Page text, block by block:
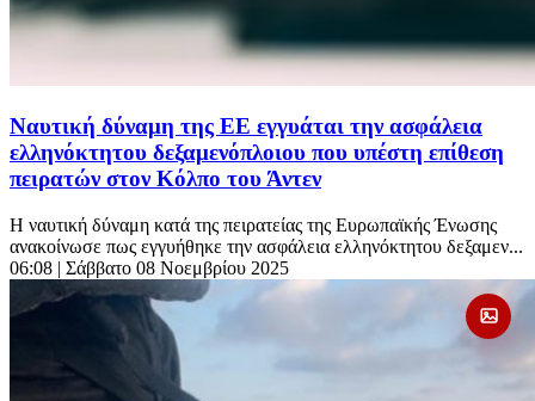
Ναυτική δύναμη της ΕΕ εγγυάται την ασφάλεια
ελληνόκτητου δεξαμενόπλοιου που υπέστη επίθεση
πειρατών στον Κόλπο του Άντεν
Η ναυτική δύναμη κατά της πειρατείας της Ευρωπαϊκής Ένωσης
ανακοίνωσε πως εγγυήθηκε την ασφάλεια ελληνόκτητου δεξαμεν...
06:08 | Σάββατο 08 Νοεμβρίου 2025